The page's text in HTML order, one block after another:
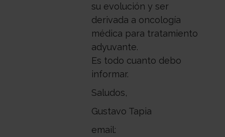
su evolución y ser
derivada a oncología
médica para tratamiento
adyuvante.
Es todo cuanto debo
informar.
Saludos,
Gustavo Tapia
email: